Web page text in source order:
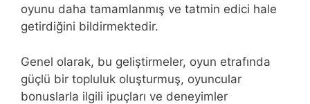
oyunu daha tamamlanmış ve tatmin edici hale
getirdiğini bildirmektedir.
Genel olarak, bu geliştirmeler, oyun etrafında
güçlü bir topluluk oluşturmuş, oyuncular
bonuslarla ilgili ipuçları ve deneyimler